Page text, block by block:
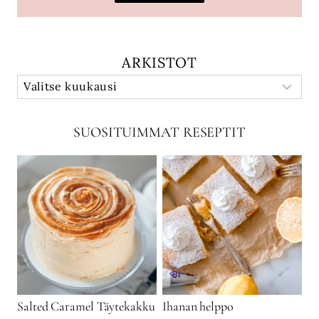
ARKISTOT
SUOSITUIMMAT RESEPTIT
Salted Caramel Täytekakku Ihanan helppo